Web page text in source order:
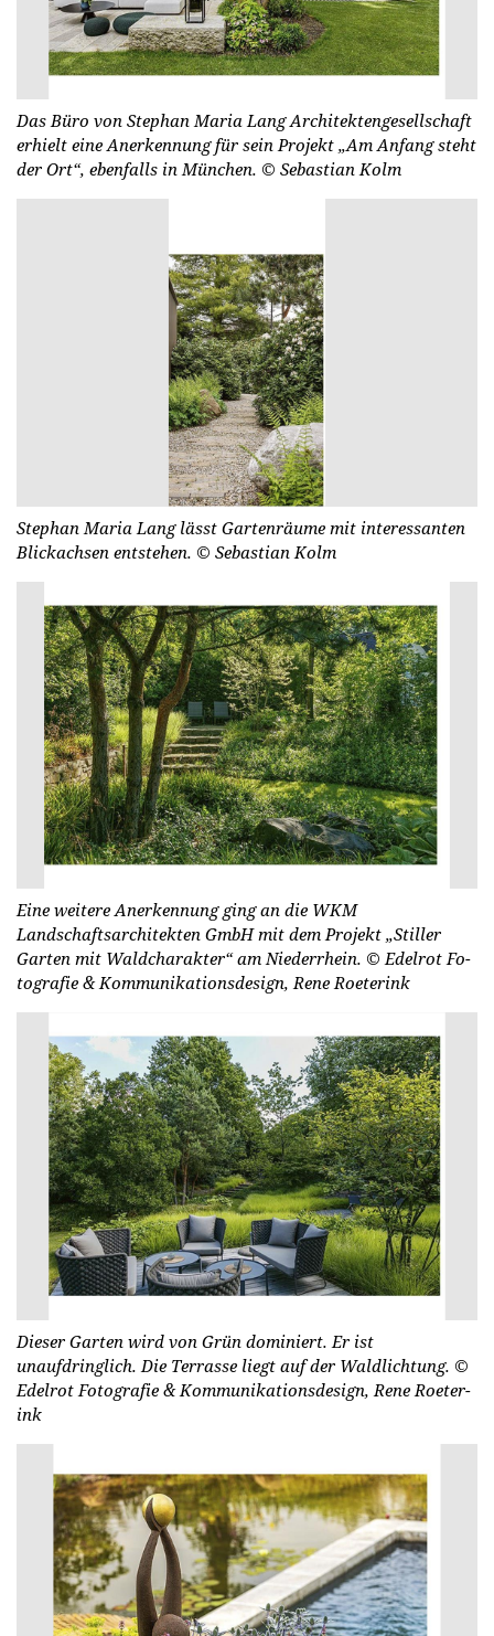
Das Büro von Stephan Maria Lang Architektengesellschaft
erhielt eine Anerkennung für sein Projekt „Am Anfang steht
der Ort“, ebenfalls in München. © Se­basti­an Kolm
Stephan Maria Lang lässt Gartenräume mit interessanten
Blickachsen entstehen. © Se­basti­an Kolm
Eine weitere Anerkennung ging an die WKM
Landschaftsarchitekten GmbH mit dem Projekt „Stiller
Garten mit Waldcharakter“ am Niederrhein. © Edel­r­ot Fo­
to­gra­fie & Kom­mu­ni­ka­ti­onsde­sign, Rene Ro­eter­ink
Dieser Garten wird von Grün dominiert. Er ist
unaufdringlich. Die Terrasse liegt auf der Waldlichtung. ©
Edel­r­ot Fo­to­gra­fie & Kom­mu­ni­ka­ti­onsde­sign, Rene Ro­eter­
ink